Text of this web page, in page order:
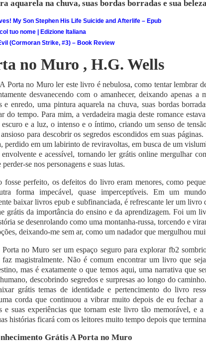
aquarela na chuva, suas bordas borradas e sua
My Son Stephen His Life Suicide and Afterlife – Epub
tuo nome | Edizione Italiana
(Cormoran Strike, #3) – Book Review
no Muro , H.G. Wells
Porta no Muro ler este livro é nebulosa, como tentar lembrar
desvanecendo com o amanhecer, deixando apenas a
e enredo, uma pintura aquarela na chuva, suas bordas
do tempo. Para mim, a verdadeira magia deste romance
e a luz, o intenso e o íntimo, criando um senso de
para descobrir os segredos escondidos em suas
perdido em um labirinto de reviravoltas, em busca de um
envolvente e acessível, tornando ler grátis online mergulhar
se nos personagens e suas lutas.
fosse perfeito, os defeitos do livro eram menores, como
forma impecável, quase imperceptíveis. Em um
baixar livros epub e subfinanciada, é refrescante ler um livro
grátis da importância do ensino e da aprendizagem. Foi um
se desenrolando como uma montanha-russa, torcendo e
deixando-me sem ar, como um nadador que mergulhou
no Muro ser um espaço seguro para explorar fb2
faz magistralmente. Não é comum encontrar um livro que
mas é exatamente o que temos aqui, uma narrativa que
descobrindo segredos e surpresas ao longo do
grátis temas de identidade e pertencimento do livro
corda que continuou a vibrar muito depois de eu fechar
e suas experiências que tornam este livro tão memorável, e
histórias ficará com os leitores muito tempo depois que
Grátis A Porta no Muro